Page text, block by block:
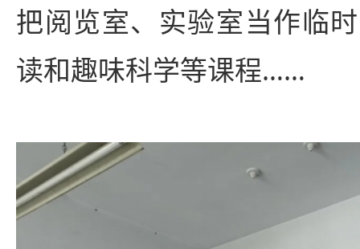
把阅览室、实验室当作临
读和趣味科学等课程……